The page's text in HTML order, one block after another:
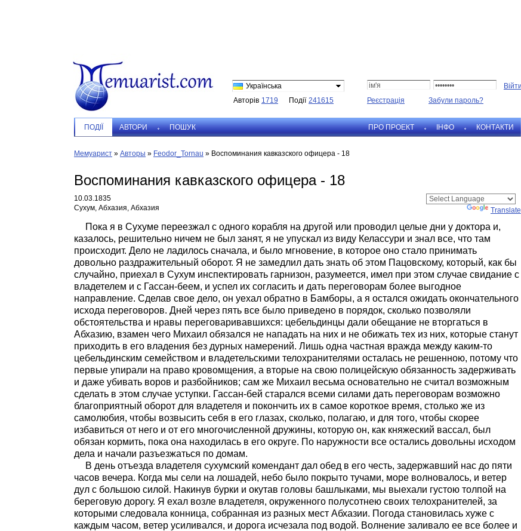
Українська
Авторів 1719 Події 241615 Реєстрація Забули пароль?
ПОДIЇ АВТОРИ ПОШУК ПРО ПРОЕКТ IНФО КОНТАКТИ
Мемуарист » Авторы » Feodor_Tornau » Воспоминания кавказского офицера - 18
Воспоминания кавказского офицера - 18
10.03.1835
Сухум, Абхазия, Абхазия
Translate
Пока я в Сухуме переезжал с одного корабля на другой или проводил целые дни у доктора и,
казалось, решительно ничем не был занят, я не упускал из виду Келассури и знал все, что там
происходит. Дело не ладилось сначала, и было мгновение, в которое оно стало принимать
довольно раздражительный оборот. Я не замедлил дать знать об этом Пацовскому, который, как бы
случайно, приехал в Сухум инспектировать гарнизон, разумеется, имел при этом случае свидание с
владетелем и с Гассан-беем, и успел их согласить и дать переговорам более выгодное
направление. Сделав свое дело, он уехал обратно в Бамборы, а я остался ожидать окончательного
исхода переговоров. Дней через пять все было приведено в порядок, сколько позволяли
обстоятельства и нравы переговаривавшихся: цебельдинцы дали обещание не вторгаться в
Абхазию, взамен чего Михаил обязался не нападать на них и не обижать тех из них, которые станут
приходить в его владения без дурных намерений. Лишь одна частная вражда между каким-то
цебельдинским семейством и владетельскими телохранителями осталась не решенною, потому что
первые упирали на право кровомщения, а вторые на свою полицейскую обязанность задерживать
и даже убивать воров и разбойников; сам же Михаил весьма основательно не считал возможным
сделать в этом случае уступки. Гассан-бей старался всеми силами дать переговорам возможно
благоприятный оборот для владетеля и покончить их в самое короткое время, столько же из
самолюбия, чтобы возвысить себя в его глазах, сколько, полагаю, и для того, чтобы скорее
избавиться от него и от его многочисленной дружины, которую он, как княжеский вассал, был
обязан кормить, пока она находилась в его округе. По наружности все остались довольны исходом
дела и начали разъезжаться по домам.
В день отъезда владетеля сухумский комендант дал обед в его честь, задержавший нас до пяти
часов вечера. Когда мы сели на лошадей, небо было покрыто тучами, море волновалось, и ветер
дул с большою силой. Накинув бурки и окутав головы башлыками, мы выехали густою толпой на
береговую дорогу. Я ехал возле владетеля, окруженного полусотнею своих телохранителей, за
которыми следовала конница, собранная из разных мест Абхазии. Погода становилась хуже с
каждым часом, ветер усиливался, и дорога исчезала под водой. Волнение заливало ее все более и